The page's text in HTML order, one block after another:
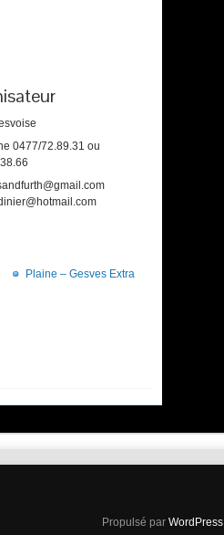
0477/72.89.31 ou
Plaine – Gesves Extra
Propulsé par WordPress